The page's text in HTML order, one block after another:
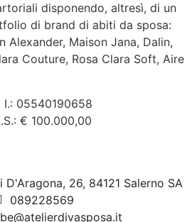
disponendo, altresì, di un
di brand di abiti da sposa:
Alexander, Maison Jana, Dalin,
Couture, Rosa Clara Soft, Aire
I.: 05540190658
€ 100.000,00
26, 84121 Salerno SA
089228569